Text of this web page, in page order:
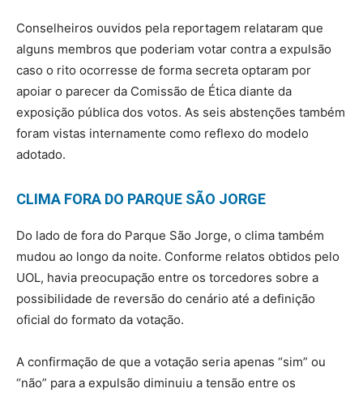
Conselheiros ouvidos pela reportagem relataram que
alguns membros que poderiam votar contra a expulsão
caso o rito ocorresse de forma secreta optaram por
apoiar o parecer da Comissão de Ética diante da
exposição pública dos votos. As seis abstenções também
foram vistas internamente como reflexo do modelo
adotado.
CLIMA FORA DO PARQUE SÃO JORGE
Do lado de fora do Parque São Jorge, o clima também
mudou ao longo da noite. Conforme relatos obtidos pelo
UOL, havia preocupação entre os torcedores sobre a
possibilidade de reversão do cenário até a definição
oficial do formato da votação.
A confirmação de que a votação seria apenas “sim” ou
“não” para a expulsão diminuiu a tensão entre os